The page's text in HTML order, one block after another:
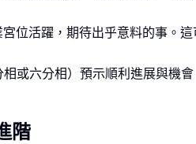
位活躍，期待出乎意料的事。
或六分相）預示順利進展與機會
階